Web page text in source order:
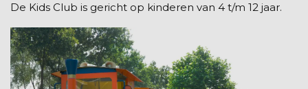
De Kids Club is gericht op kinderen van 4 t/m 12 jaar.